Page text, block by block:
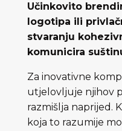
Učinkovito
logotipa ili
stvaranju
komunicira
Za inovativne
utjelovljuje njihov
razmišlja naprijed.
koja to razumije